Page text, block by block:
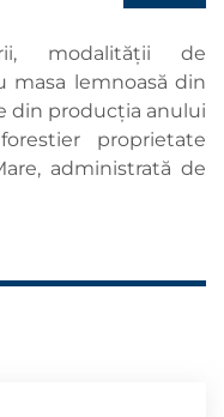
modalității de
masa lemnoasă din
din producția anului
proprietate
administrată de